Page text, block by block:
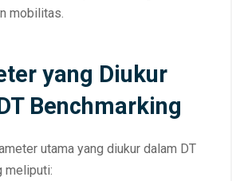
mobilitas.
yang Diukur
Benchmarking
utama yang diukur dalam DT
meliputi: